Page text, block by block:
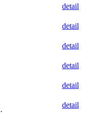
detail
detail
detail
detail
detail
detail